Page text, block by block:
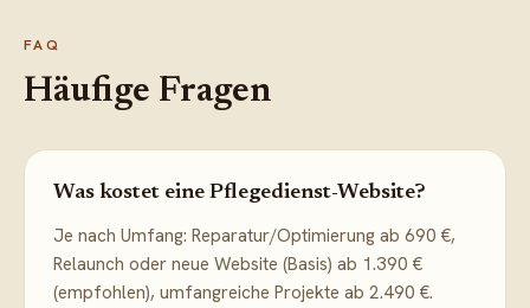
FAQ
Häufige Fragen
Was kostet eine Pflegedienst-Website?
Je nach Umfang: Reparatur/Optimierung ab 690 €,
Relaunch oder neue Website (Basis) ab 1.390 €
(empfohlen), umfangreiche Projekte ab 2.490 €.